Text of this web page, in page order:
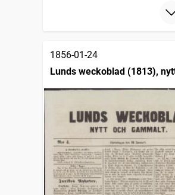
1856-01-24
Lunds weckoblad (1813),
gammalt